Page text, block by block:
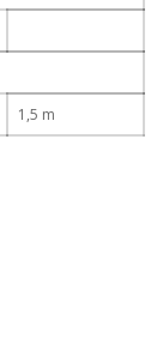
1,5 m